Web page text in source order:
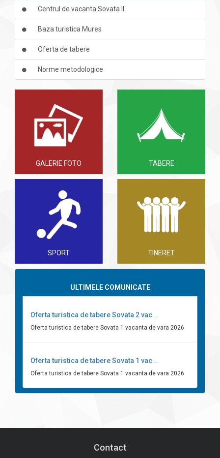
Centrul de vacanta Sovata II
Baza turistica Mures
Oferta de tabere
Norme metodologice
GALERIE FOTO TABERE
SPORT TINERET
ULTIMELE COMUNICATE
Oferta turistica de tabere Sovata 2 vac...
Oferta turistica de tabere Sovata 1 vacanta de vara 2026
Oferta turistica de tabere Sovata 1 vac...
Oferta turistica de tabere Sovata 1 vacanta de vara 2026
Contact